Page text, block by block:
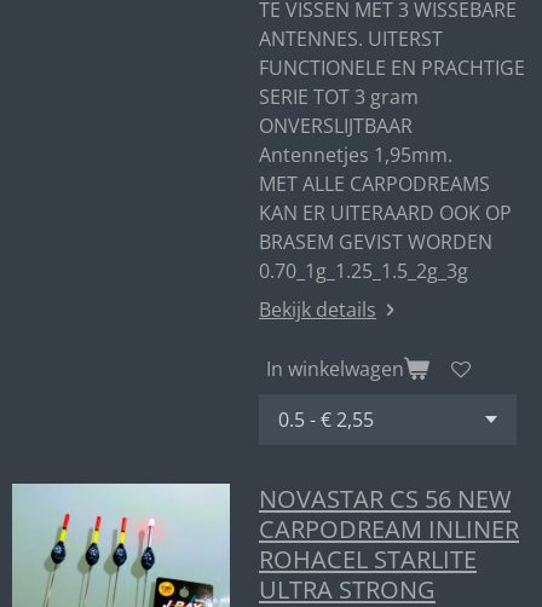
TE VISSEN MET 3 WISSEBARE
ANTENNES. UITERST
FUNCTIONELE EN PRACHTIGE
SERIE TOT 3 gram
ONVERSLIJTBAAR
Antennetjes 1,95mm.
MET ALLE CARPODREAMS
KAN ER UITERAARD OOK OP
BRASEM GEVIST WORDEN
0.70_1g_1.25_1.5_2g_3g
Bekijk details
In winkelwagen
NOVASTAR CS 56 NEW
CARPODREAM INLINER
ROHACEL STARLITE
ULTRA STRONG